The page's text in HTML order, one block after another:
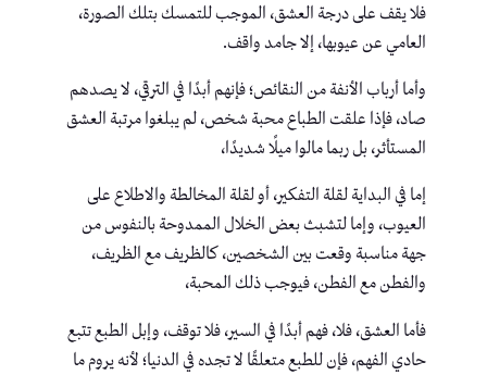
فلا يقف على درجة العشق، الموجب للتمسك بتلك الصورة،
العامي عن عيوبها، إلا جامد واقف.
وأما أرباب الأنفة من النقائص؛ فإنهم أبدًا في الترقي، لا يصدهم
صاد، فإذا علقت الطباع محبة شخص، لم يبلغوا مرتبة العشق
المستأثر، بل ربما مالوا ميلًا شديدًا،
إما في البداية لقلة التفكير، أو لقلة المخالطة والاطلاع على
العيوب، وإما لتشبث بعض الخلال الممدوحة بالنفوس من
جهة مناسبة وقعت بين الشخصين، كالظريف مع الظريف،
والفطن مع الفطن، فيوجب ذلك المحبة،
فأما العشق، فلا، فهم أبدًا في السير، فلا توقف، وإبل الطبع تتبع
حادي الفهم، فإن للطبع متعلقًا لا تجده في الدنيا؛ لأنه يروم ما